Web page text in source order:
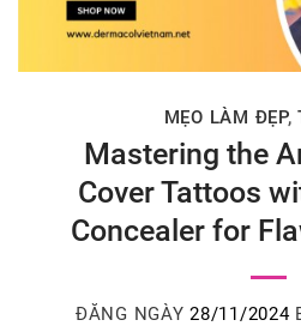
MẸO LÀM ĐẸP,
Mastering the
Cover Tattoos
Concealer for
ĐĂNG NGÀY28/11/2024